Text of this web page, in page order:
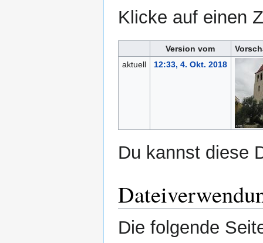
Klicke auf einen
Version vom
aktuell
12:33, 4. Okt. 2018
Du kannst diese
Die folgende